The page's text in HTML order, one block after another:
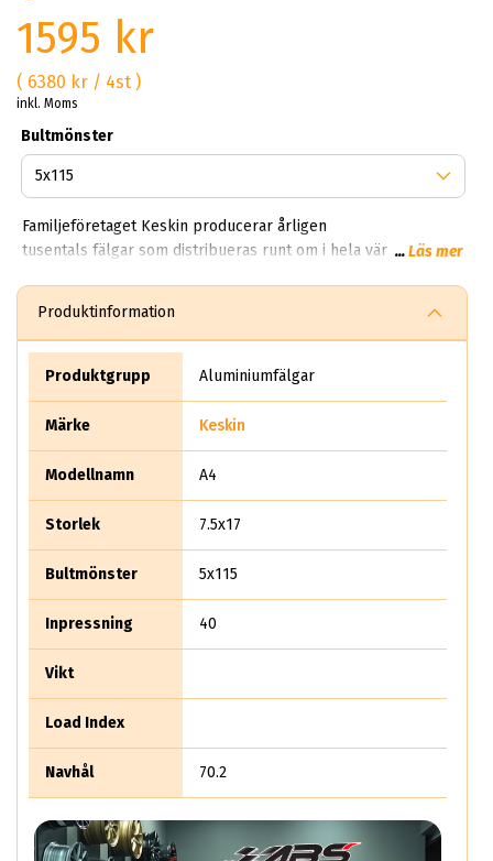
1595 kr
( 6380 kr / 4st )
inkl. Moms
Bultmönster
Familjeföretaget Keskin producerar årligen
tusentals fälgar som distribueras runt om i hela världen. På
GmbH, bolaget härstammar och kommer från Tyskland.
...Läs mer
Produktinformation
Produktgrupp Aluminiumfälgar
Märke Keskin
Modellnamn A4
Storlek 7.5x17
Bultmönster 5x115
Inpressning 40
Vikt
Load Index
Navhål 70.2